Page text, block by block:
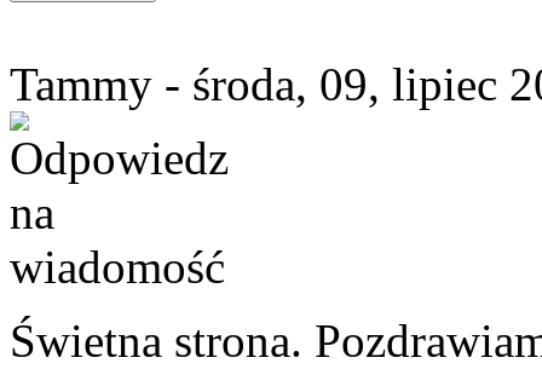
Tammy - środa, 09, lipiec
Świetna strona.